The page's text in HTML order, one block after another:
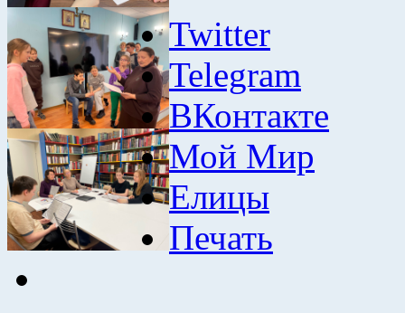
Twitter
Telegram
ВКонтакте
Мой Мир
Елицы
Печать